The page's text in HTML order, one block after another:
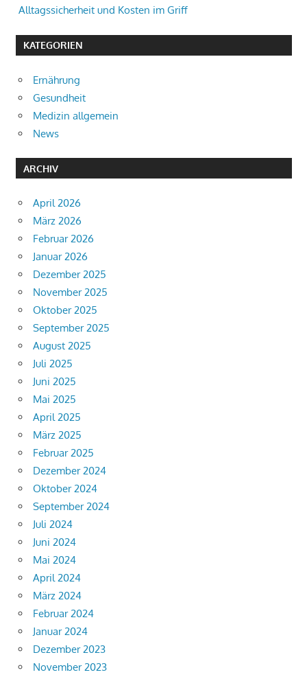
Alltagssicherheit und Kosten im Griff
KATEGORIEN
Ernährung
Gesundheit
Medizin allgemein
News
ARCHIV
April 2026
März 2026
Februar 2026
Januar 2026
Dezember 2025
November 2025
Oktober 2025
September 2025
August 2025
Juli 2025
Juni 2025
Mai 2025
April 2025
März 2025
Februar 2025
Dezember 2024
Oktober 2024
September 2024
Juli 2024
Juni 2024
Mai 2024
April 2024
März 2024
Februar 2024
Januar 2024
Dezember 2023
November 2023